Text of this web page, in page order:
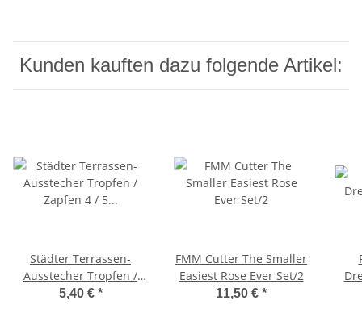
Kunden kauften dazu folgende Artikel:
Städter Terrassen-
Ausstecher Tropfen /
Zapfen 4 / 5 / 6 cm glatt
5,40 € *
FMM Cutter The Smaller
Easiest Rose Ever Set/2
11,50 € *